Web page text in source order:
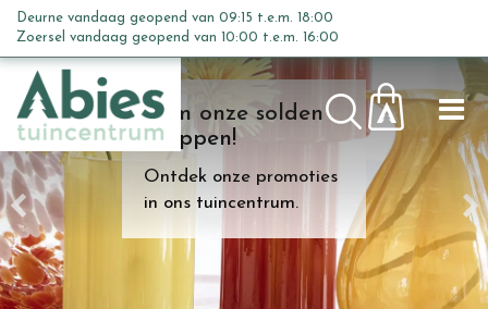
n
c
o
n
t
e
n
Kom onze solden
shoppen!
Ontdek onze promoties
in ons tuincentrum.
Deurne vandaag geopend van 09:15 t.e.m. 18:00
Zoersel vandaag geopend van 10:00 t.e.m. 16:00